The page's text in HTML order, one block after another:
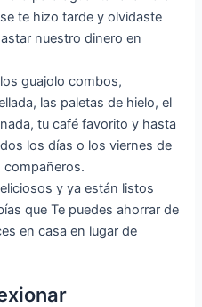
te hizo tarde y olvidaste
nuestro dinero en
guajolo combos,
las paletas de hielo, el
tu café favorito y hasta
los días o los viernes de
compañeros.
y ya están listos
que Te puedes ahorrar de
en casa en lugar de